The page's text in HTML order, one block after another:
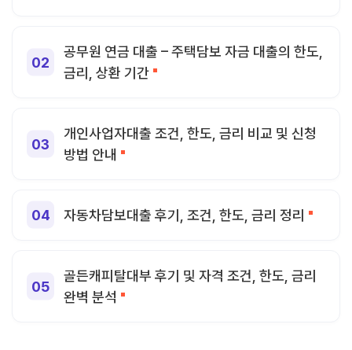
공무원 연금 대출 – 주택담보 자금 대출의 한도,
금리, 상환 기간
개인사업자대출 조건, 한도, 금리 비교 및 신청
방법 안내
자동차담보대출 후기, 조건, 한도, 금리 정리
골든캐피탈대부 후기 및 자격 조건, 한도, 금리
완벽 분석